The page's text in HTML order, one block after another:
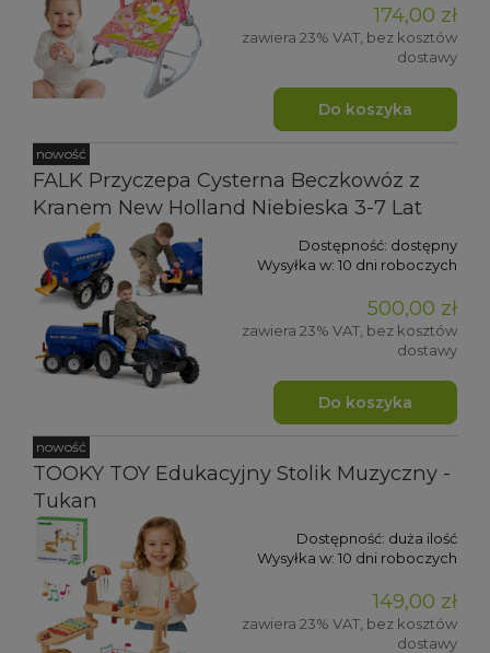
174,00 zł
zawiera 23% VAT, bez kosztów
dostawy
Do koszyka
FALK Przyczepa Cysterna Beczkowóz z
Kranem New Holland Niebieska 3-7 Lat
Dostępność: dostępny
Wysyłka w: 10 dni roboczych
500,00 zł
zawiera 23% VAT, bez kosztów
dostawy
Do koszyka
nowość
TOOKY TOY Edukacyjny Stolik Muzyczny -
Tukan
Dostępność: duża ilość
Wysyłka w: 10 dni roboczych
149,00 zł
zawiera 23% VAT, bez kosztów
dostawy
nowość